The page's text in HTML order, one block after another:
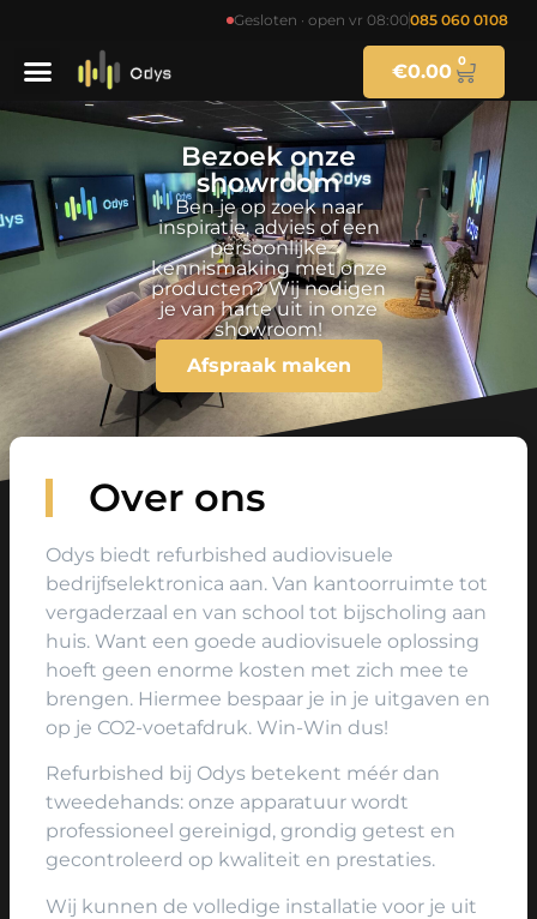
Gesloten · open vr 08:00085 060 0108
€0.00 0
Bezoek onze
showroom
Ben je op zoek naar
inspiratie, advies of een
persoonlijke
kennismaking met onze
producten? Wij nodigen
je van harte uit in onze
showroom!
Afspraak maken
Over ons
Odys biedt refurbished audiovisuele
bedrijfselektronica aan. Van kantoorruimte tot
vergaderzaal en van school tot bijscholing aan
huis. Want een goede audiovisuele oplossing
hoeft geen enorme kosten met zich mee te
brengen. Hiermee bespaar je in je uitgaven en
op je CO2-voetafdruk. Win-Win dus!
Refurbished bij Odys betekent méér dan
tweedehands: onze apparatuur wordt
professioneel gereinigd, grondig getest en
gecontroleerd op kwaliteit en prestaties.
Wij kunnen de volledige installatie voor je uit